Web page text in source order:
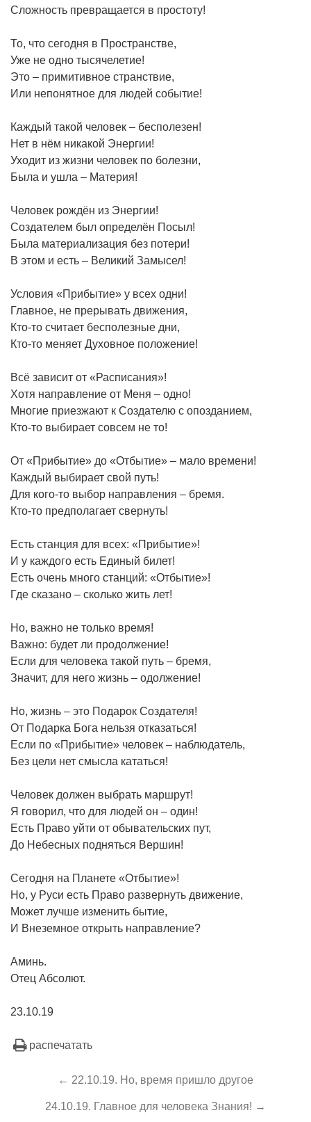
Сложность превращается в простоту!
То, что сегодня в Пространстве,
Уже не одно тысячелетие!
Это – примитивное странствие,
Или непонятное для людей событие!
Каждый такой человек – бесполезен!
Нет в нём никакой Энергии!
Уходит из жизни человек по болезни,
Была и ушла – Материя!
Человек рождён из Энергии!
Создателем был определён Посыл!
Была материализация без потери!
В этом и есть – Великий Замысел!
Условия «Прибытие» у всех одни!
Главное, не прерывать движения,
Кто-то считает бесполезные дни,
Кто-то меняет Духовное положение!
Всё зависит от «Расписания»!
Хотя направление от Меня – одно!
Многие приезжают к Создателю с опозданием,
Кто-то выбирает совсем не то!
От «Прибытие» до «Отбытие» – мало времени!
Каждый выбирает свой путь!
Для кого-то выбор направления – бремя.
Кто-то предполагает свернуть!
Есть станция для всех: «Прибытие»!
И у каждого есть Единый билет!
Есть очень много станций: «Отбытие»!
Где сказано – сколько жить лет!
Но, важно не только время!
Важно: будет ли продолжение!
Если для человека такой путь – бремя,
Значит, для него жизнь – одолжение!
Но, жизнь – это Подарок Создателя!
От Подарка Бога нельзя отказаться!
Если по «Прибытие» человек – наблюдатель,
Без цели нет смысла кататься!
Человек должен выбрать маршрут!
Я говорил, что для людей он – один!
Есть Право уйти от обывательских пут,
До Небесных подняться Вершин!
Сегодня на Планете «Отбытие»!
Но, у Руси есть Право развернуть движение,
Может лучше изменить бытие,
И Внеземное открыть направление?
Аминь.
Отец Абсолют.
23.10.19
распечатать
← 22.10.19. Но, время пришло другое
24.10.19. Главное для человека Знания! →